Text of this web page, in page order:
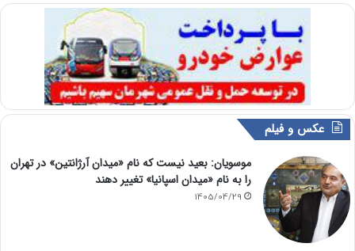
عکس و فیلم
موسویان: بعید نیست که نام «میدان آرژانتین» در تهران
را به نام «میدان اسپانیا» تغییر دهند
1405/04/29